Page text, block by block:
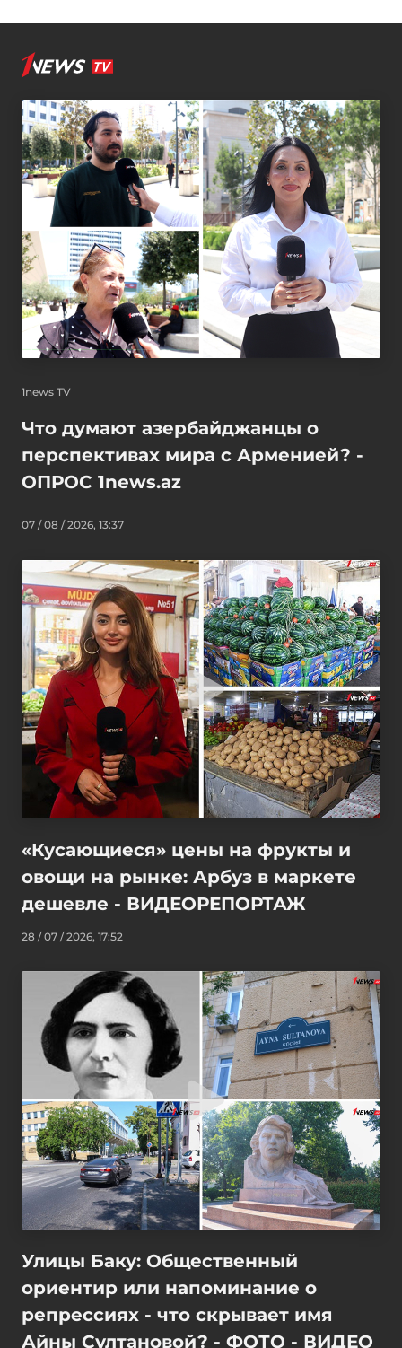
1news TV
Что думают азербайджанцы о
перспективах мира с Арменией? -
ОПРОС 1news.az
07 / 08 / 2026, 13:37
«Кусающиеся» цены на фрукты и
овощи на рынке: Арбуз в маркете
дешевле - ВИДЕОРЕПОРТАЖ
28 / 07 / 2026, 17:52
Улицы Баку: Общественный
ориентир или напоминание о
репрессиях - что скрывает имя
Айны Султановой? - ФОТО - ВИДЕО